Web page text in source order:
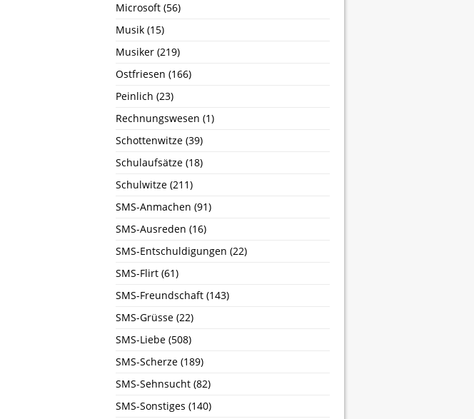
Microsoft (56)
Musik (15)
Musiker (219)
Ostfriesen (166)
Peinlich (23)
Rechnungswesen (1)
Schottenwitze (39)
Schulaufsätze (18)
Schulwitze (211)
SMS-Anmachen (91)
SMS-Ausreden (16)
SMS-Entschuldigungen (22)
SMS-Flirt (61)
SMS-Freundschaft (143)
SMS-Grüsse (22)
SMS-Liebe (508)
SMS-Scherze (189)
SMS-Sehnsucht (82)
SMS-Sonstiges (140)